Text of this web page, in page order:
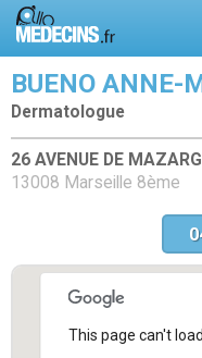
BUENO ANNE-
Dermatologue
26 AVENUE DE
13008 Marseille 8ème
This page can't